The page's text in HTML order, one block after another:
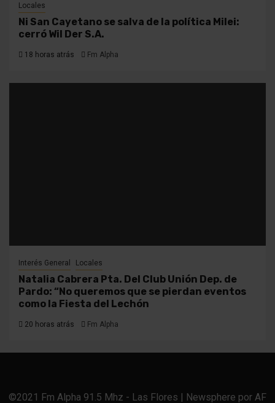
Locales
Ni San Cayetano se salva de la política Milei:
cerró Wil Der S.A.
18 horas atrás Fm Alpha
Interés General Locales
Natalia Cabrera Pta. Del Club Unión Dep. de
Pardo: “No queremos que se pierdan eventos
como la Fiesta del Lechón
20 horas atrás Fm Alpha
©2021 Fm Alpha 91.5 Mhz - Las Flores | Newsphere por AF